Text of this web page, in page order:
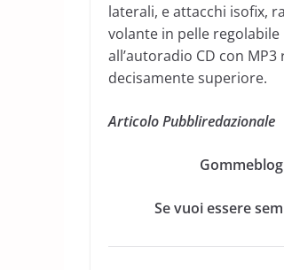
laterali, e attacchi isofix,
volante in pelle
all’autoradio CD con
decisamente superiore.
Articolo Pubbliredazionale
Se vuoi essere